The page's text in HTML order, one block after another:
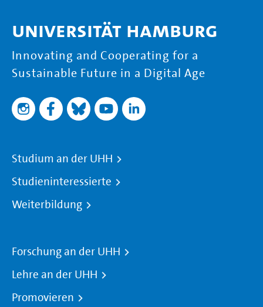
Universität Hamburg
Innovating and Cooperating for a
Sustainable Future in a Digital Age
Studium an der UHH
Studieninteressierte
Weiterbildung
Forschung an der UHH
Lehre an der UHH
Promovieren